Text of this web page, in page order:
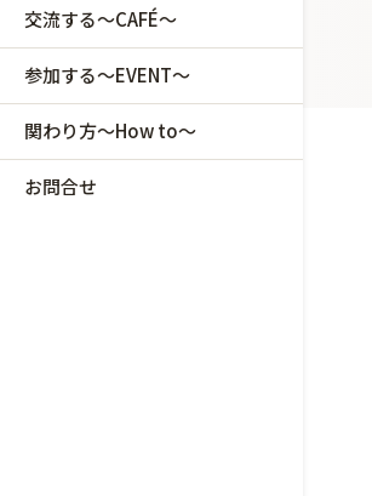
交流する～CAFÉ～
参加する～EVENT～
関わり方～How to～
お問合せ